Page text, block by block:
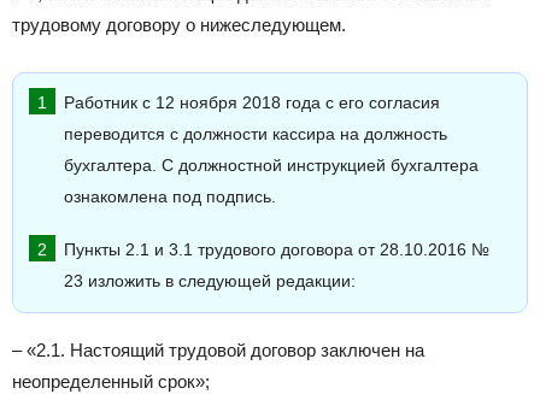
трудовому договору о нижеследующем.
Работник с 12 ноября 2018 года с его согласия
переводится с должности кассира на должность
бухгалтера. С должностной инструкцией бухгалтера
ознакомлена под подпись.
Пункты 2.1 и 3.1 трудового договора от 28.10.2016 №
23 изложить в следующей редакции:
– «2.1. Настоящий трудовой договор заключен на
неопределенный срок»;